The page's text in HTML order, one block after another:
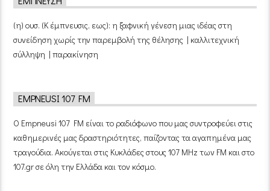
(η) ουσ. (Κ έμπνευσις, εως): η ξαφνική γένεση μιας ιδέας στη
συνείδηση χωρίς την παρεμβολή της θέλησης | καλλιτεχνική
σύλληψη | παρακίνηση
EMPNEUSI 107 FM
Ο Empneusi 107 FM είναι το ραδιόφωνο που μας συντροφεύει στις
καθημερινές μας δραστηριότητες, παίζοντας τα αγαπημένα μας
τραγούδια. Ακούγεται στις Κυκλάδες στους 107 MHz των FM και στο
107.gr σε όλη την Ελλάδα και τον κόσμο.